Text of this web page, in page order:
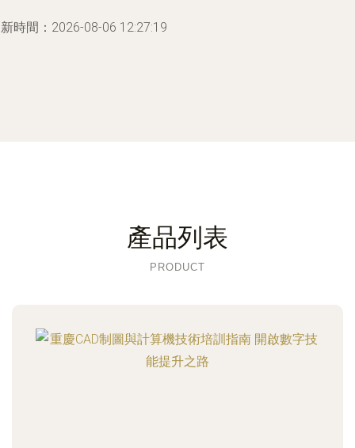
時間：2026-08-06 12:27:19
產品列表
PRODUCT